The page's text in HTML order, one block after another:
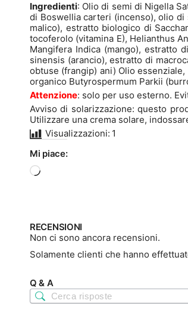
Ingredienti: Olio di semi di Nigella
di Boswellia carteri (incenso), olio
malico), estratto biologico di
tocoferolo (vitamina E), Helianthus
Mangifera Indica (mango), estratto
sinensis (arancio), estratto di
obtuse (frangip) ani) Olio
organico Butyrospermum Parkii
Attenzione: solo per uso esterno.
Avviso di solarizzazione: questo
Utilizzare una crema solare,
Visualizzazioni: 1
Mi piace:
Caricamento
RECENSIONI
Non ci sono ancora recensioni.
Solamente clienti che hanno
Q & A